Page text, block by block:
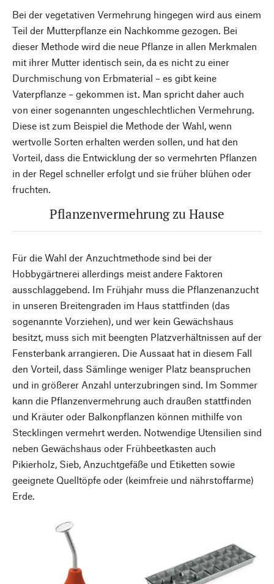
Bei der vegetativen Vermehrung hingegen wird aus einem
Teil der Mutterpflanze ein Nachkomme gezogen. Bei
dieser Methode wird die neue Pflanze in allen Merkmalen
mit ihrer Mutter identisch sein, da es nicht zu einer
Durchmischung von Erbmaterial – es gibt keine
Vaterpflanze – gekommen ist. Man spricht daher auch
von einer sogenannten ungeschlechtlichen Vermehrung.
Diese ist zum Beispiel die Methode der Wahl, wenn
wertvolle Sorten erhalten werden sollen, und hat den
Vorteil, dass die Entwicklung der so vermehrten Pflanzen
in der Regel schneller erfolgt und sie früher blühen oder
fruchten.
Pflanzenvermehrung zu Hause
Für die Wahl der Anzuchtmethode sind bei der
Hobbygärtnerei allerdings meist andere Faktoren
ausschlaggebend. Im Frühjahr muss die Pflanzenanzucht
in unseren Breitengraden im Haus stattfinden (das
sogenannte Vorziehen), und wer kein Gewächshaus
besitzt, muss sich mit beengten Platzverhältnissen auf der
Fensterbank arrangieren. Die Aussaat hat in diesem Fall
den Vorteil, dass Sämlinge weniger Platz beanspruchen
und in größerer Anzahl unterzubringen sind. Im Sommer
kann die Pflanzenvermehrung auch draußen stattfinden
und Kräuter oder Balkonpflanzen können mithilfe von
Stecklingen vermehrt werden. Notwendige Utensilien sind
neben Gewächshaus oder Frühbeetkasten auch
Pikierholz, Sieb, Anzuchtgefäße und Etiketten sowie
geeignete Quelltöpfe oder (keimfreie und nährstoffarme)
Erde.